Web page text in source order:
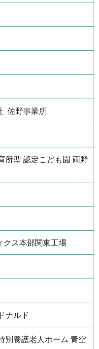
佐野事業所
所型 認定こども園 両野
クス本部関東工場
ナルド
別養護老人ホーム 青空